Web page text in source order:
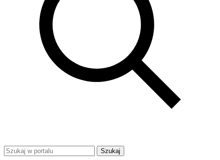
Szukaj